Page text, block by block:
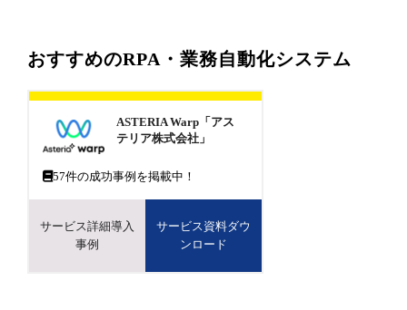
おすすめのRPA・業務自動化システム
ASTERIA Warp「アス
テリア株式会社」
57件の成功事例を掲載中！
サービス詳細導入
事例
サービス資料ダウ
ンロード